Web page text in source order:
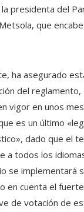
presidenta del
que
ha asegurado
del
vigor en unos
es un último
dado que el
a todos los
se implementará
en cuenta el
de votación de